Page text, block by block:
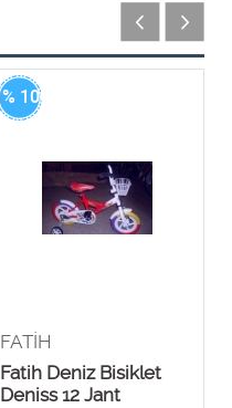
% 100
FATİH
Fatih Deniz Bisiklet
Deniss 12 Jant